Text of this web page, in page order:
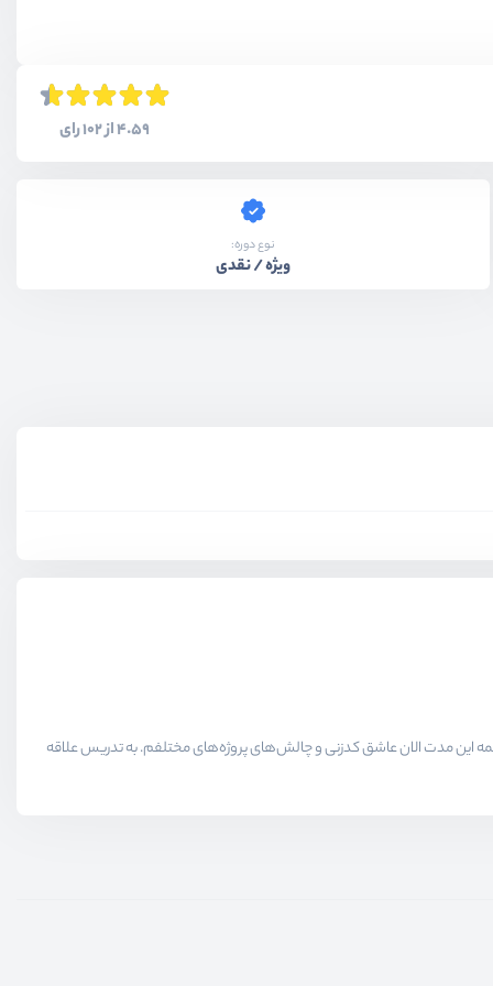
4.59 از 102 رای
نوع دوره:
ویژه / نقدی
حوزه برنامه نویسی میدیم در همه این مدت الان عاشق کدزنی و چالش‌های پروژه‌های مختلفم. به تدریس علاقه